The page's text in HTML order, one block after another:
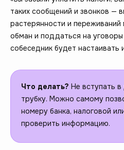
таких сообщений и звонков —
растерянности и
обман и поддаться на
собеседник будет настаивать
Что делать? Не вступать
трубку. Можно самому
номеру банка, налоговой
проверить информацию.